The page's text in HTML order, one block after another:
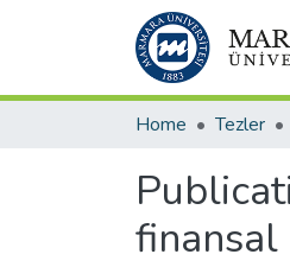
Home Tezler